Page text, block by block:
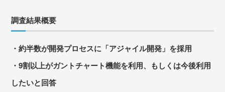
調査結果概要
・約半数が開発プロセスに「アジャイル開発」を採用
・9割以上がガントチャート機能を利用、もしくは今後利用
したいと回答